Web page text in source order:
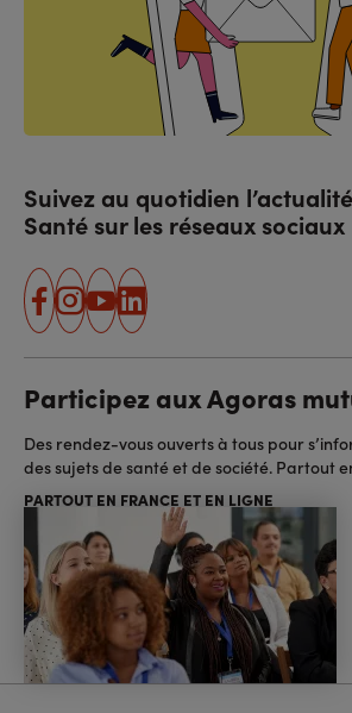
Suivez au quotidien
Santé sur les réseaux sociaux
facebook
instagram
youtube
linkedin
Participez aux Agoras
Des rendez-vous ouverts à tous pour
des sujets de santé et de société. Partout
PARTOUT EN FRANCE ET EN LIGNE